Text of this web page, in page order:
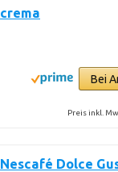
crema
Bei
Preis inkl.
Nescafé Dolce